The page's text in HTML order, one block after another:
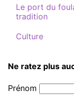
Le port du
tradition
Par rapport à
Culture
Ne ratez plus
Prénom